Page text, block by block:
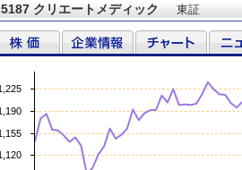
5187 クリエートメディック 東証